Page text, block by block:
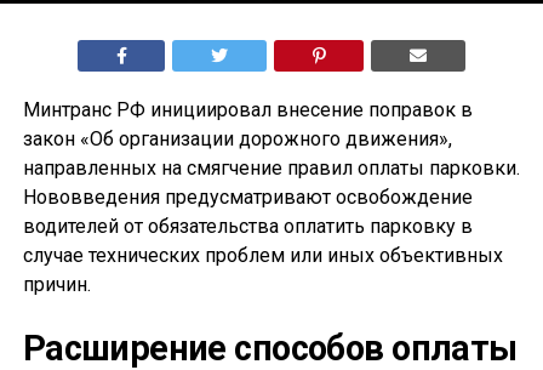
Минтранс РФ инициировал внесение поправок в
закон «Об организации дорожного движения»,
направленных на смягчение правил оплаты парковки.
Нововведения предусматривают освобождение
водителей от обязательства оплатить парковку в
случае технических проблем или иных объективных
причин.
Расширение способов оплаты